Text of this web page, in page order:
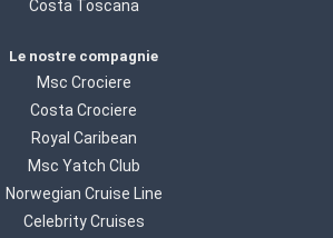
Costa Toscana
Le nostre compagnie
Msc Crociere
Costa Crociere
Royal Caribean
Msc Yatch Club
Norwegian Cruise Line
Celebrity Cruises